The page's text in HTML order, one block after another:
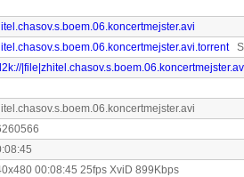
00:08:45 25fps XviD 899Kbps